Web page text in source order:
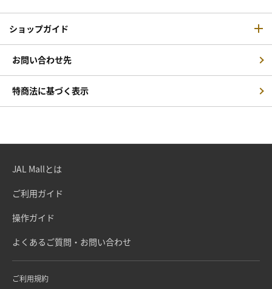
ショップガイド
お問い合わせ先
特商法に基づく表示
JAL Mallとは
ご利用ガイド
操作ガイド
よくあるご質問・お問い合わせ
ご利用規約